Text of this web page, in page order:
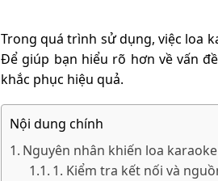
Trong quá trình sử dụng, việc loa
Để giúp bạn hiểu rõ hơn về vấn
khắc phục hiệu quả.
Nội dung chính
Nguyên nhân khiến loa
1. Kiểm tra kết nối và